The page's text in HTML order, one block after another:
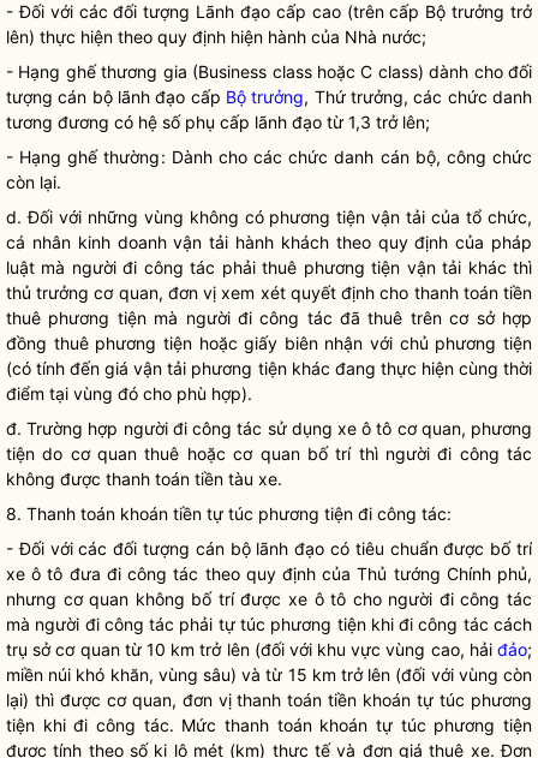
- Đối với các đối tượng Lãnh đạo cấp cao (trên cấp Bộ trưởng trở
lên) thực hiện theo quy định hiện hành của Nhà nước;
- Hạng ghế thương gia (Business class hoặc C class) dành cho đối
tượng cán bộ lãnh đạo cấp Bộ trưởng, Thứ trưởng, các chức danh
tương đương có hệ số phụ cấp lãnh đạo từ 1,3 trở lên;
- Hạng ghế thường: Dành cho các chức danh cán bộ, công chức
còn lại.
d. Đối với những vùng không có phương tiện vận tải của tổ chức,
cá nhân kinh doanh vận tải hành khách theo quy định của pháp
luật mà người đi công tác phải thuê phương tiện vận tải khác thì
thủ trưởng cơ quan, đơn vị xem xét quyết định cho thanh toán tiền
thuê phương tiện mà người đicông tác đã thuê trên cơ sở hợp
đồng thuê phương tiện hoặc giấy biên nhận với chủ phương tiện
(có tính đến giá vận tải phương tiện khác đang thực hiện cùng thời
điểm tại vùng đó cho phù hợp).
đ. Trường hợp người đicông tác sử dụng xe ô tô cơ quan, phương
tiện do cơ quan thuê hoặc cơ quan bố trí thì người đi công tác
không được thanh toán tiền tàu xe.
8. Thanh toán khoán tiền tự túc phương tiện đi công tác:
- Đối với các đối tượng cán bộ lãnh đạo có tiêu chuẩn được bố trí
xe ô tô đưa đicông tác theo quy định của Thủ tướng Chính phủ,
nhưng cơ quan không bố trí được xe ô tô cho người đicông tác
mà người đi công tác phải tự túc phương tiện khi đicông tác cách
trụ sở cơ quan từ 10 km trở lên (đối với khu vực vùng cao, hải đảo;
miền núi khó khăn, vùng sâu) và từ 15 km trở lên (đối với vùng còn
lại) thì được cơ quan, đơn vị thanh toán tiền khoán tự túc phương
tiện khi đi công tác. Mức thanh toán khoán tự túc phương tiện
được tính theo số ki lô mét (km) thực tế và đơn giá thuê xe. Đơn